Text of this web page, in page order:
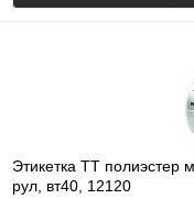
Этикетка ТТ полиэстер
рул, вт40, 12120